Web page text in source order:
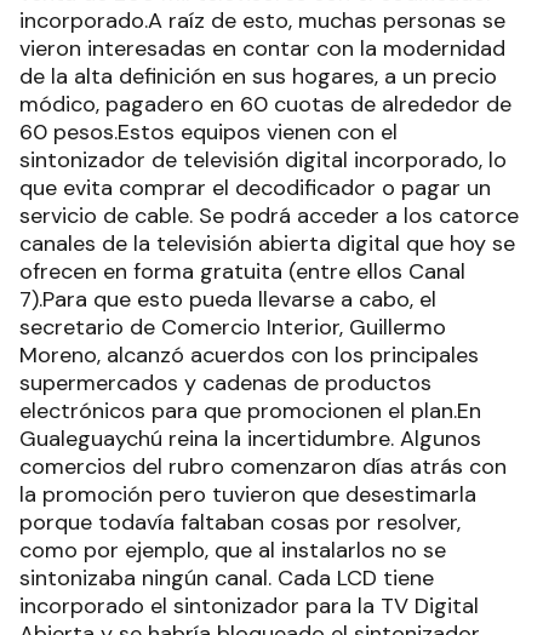
incorporado.A raíz de esto, muchas personas se
vieron interesadas en contar con la modernidad
de la alta definición en sus hogares, a un precio
módico, pagadero en 60 cuotas de alrededor de
60 pesos.Estos equipos vienen con el
sintonizador de televisión digital incorporado, lo
que evita comprar el decodificador o pagar un
servicio de cable. Se podrá acceder a los catorce
canales de la televisión abierta digital que hoy se
ofrecen en forma gratuita (entre ellos Canal
7).Para que esto pueda llevarse a cabo, el
secretario de Comercio Interior, Guillermo
Moreno, alcanzó acuerdos con los principales
supermercados y cadenas de productos
electrónicos para que promocionen el plan.En
Gualeguaychú reina la incertidumbre. Algunos
comercios del rubro comenzaron días atrás con
la promoción pero tuvieron que desestimarla
porque todavía faltaban cosas por resolver,
como por ejemplo, que al instalarlos no se
sintonizaba ningún canal. Cada LCD tiene
incorporado el sintonizador para la TV Digital